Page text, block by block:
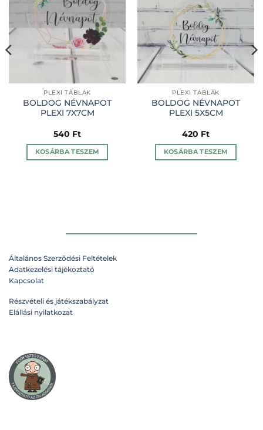
PLEXI TÁBLÁK
BOLDOG NÉVNAPOT
PLEXI 7X7CM
540 Ft
KOSÁRBA TESZEM
PLEXI TÁBLÁK
BOLDOG NÉVNAPOT
PLEXI 5X5CM
420 Ft
KOSÁRBA TESZEM
Általános Szerződési Feltételek
Adatkezelési tájékoztató
Kapcsolat
Részvételi és játékszabályzat
Elállási nyilatkozat